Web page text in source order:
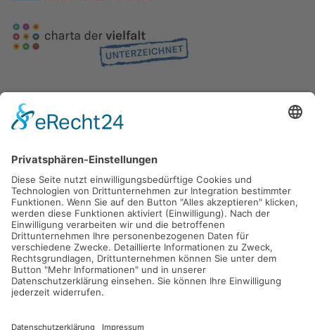
Gefördert durch die
Freie und Hansestadt Hamburg